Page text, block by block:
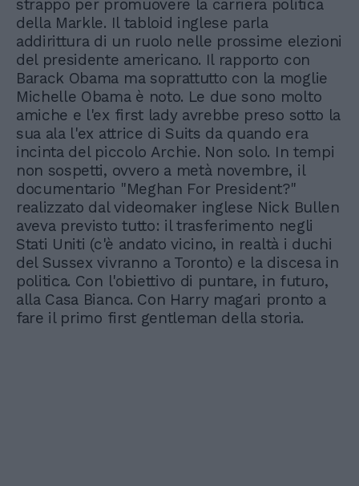
strappo per promuovere la carriera politica
della Markle. Il tabloid inglese parla
addirittura di un ruolo nelle prossime elezioni
del presidente americano. Il rapporto con
Barack Obama ma soprattutto con la moglie
Michelle Obama è noto. Le due sono molto
amiche e l'ex first lady avrebbe preso sotto la
sua ala l'ex attrice di Suits da quando era
incinta del piccolo Archie. Non solo. In tempi
non sospetti, ovvero a metà novembre, il
documentario "Meghan For President?"
realizzato dal videomaker inglese Nick Bullen
aveva previsto tutto: il trasferimento negli
Stati Uniti (c'è andato vicino, in realtà i duchi
del Sussex vivranno a Toronto) e la discesa in
politica. Con l'obiettivo di puntare, in futuro,
alla Casa Bianca. Con Harry magari pronto a
fare il primo first gentleman della storia.